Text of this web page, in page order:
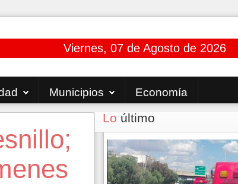
Viernes, 07 de Agosto de 2026
Municipios Economía
Lo último